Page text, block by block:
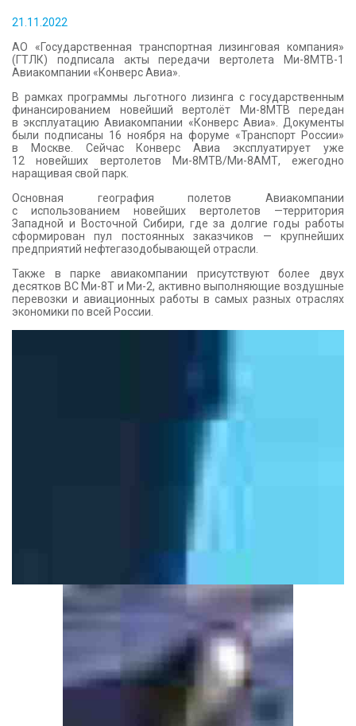
КОНТАКТЫ
21.11.2022
АО «Государственная транспортная лизинговая компания»
(ГТЛК) подписала акты передачи вертолета Ми-8МТВ-1
Авиакомпании «Конверс Авиа».
В рамках программы льготного лизинга с государственным
финансированием новейший вертолёт Ми-8МТВ передан
в эксплуатацию Авиакомпании «Конверс Авиа». Документы
были подписаны 16 ноября на форуме «Транспорт России»
в Москве. Сейчас Конверс Авиа эксплуатирует уже
12 новейших вертолетов Ми-8МТВ/Ми-8АМТ, ежегодно
наращивая свой парк.
Основная география полетов Авиакомпании
с использованием новейших вертолетов —территория
Западной и Восточной Сибири, где за долгие годы работы
сформирован пул постоянных заказчиков — крупнейших
предприятий нефтегазодобывающей отрасли.
Также в парке авиакомпании присутствуют более двух
десятков ВС Ми-8Т и Ми-2, активно выполняющие воздушные
перевозки и авиационных работы в самых разных отраслях
экономики по всей России.